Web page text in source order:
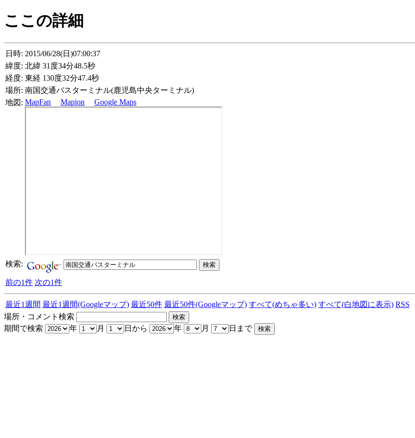
ここの詳細
日時: 2015/06/28(日)07:00:37
緯度: 北緯 31度34分48.5秒
経度: 東経 130度32分47.4秒
場所: 南国交通バスターミナル(鹿児島中央ターミナル)
地図: MapFan Mapion Google Maps
検索:
前の1件 次の1件
最近1週間 最近1週間(Googleマップ) 最近50件 最近50件(Googleマップ) すべて(めちゃ多い) すべて(白地図に表示) RSS
場所・コメント検索
期間で検索
年 月 日から 年 月 日まで